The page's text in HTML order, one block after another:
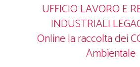
UFFICIO LAVORO E
INDUSTRIALI
Online la raccolta dei
Ambientale